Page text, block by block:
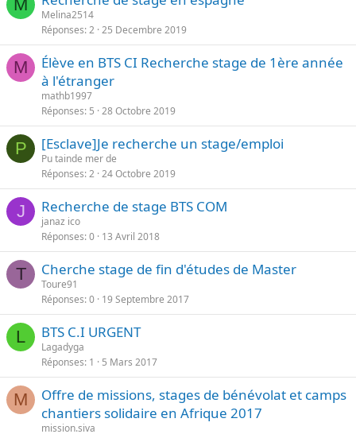
M
Melina2514
Réponses 2 25 Decembre 2019
M
Élève en BTS CI Recherche stage de 1ère année
à l'étranger
mathb1997
Réponses 5 28 Octobre 2019
P [Esclave]Je recherche un stage/emploi
Pu tainde mer de
Réponses 2 24 Octobre 2019
J Recherche de stage BTS COM
janaz ico
Réponses 0 13 Avril 2018
T Cherche stage de fin d'études de Master
Toure91
Réponses 0 19 Septembre 2017
L BTS C.I URGENT
Lagadyga
Réponses 1 5 Mars 2017
M
Offre de missions, stages de bénévolat et camps
chantiers solidaire en Afrique 2017
mission.siva